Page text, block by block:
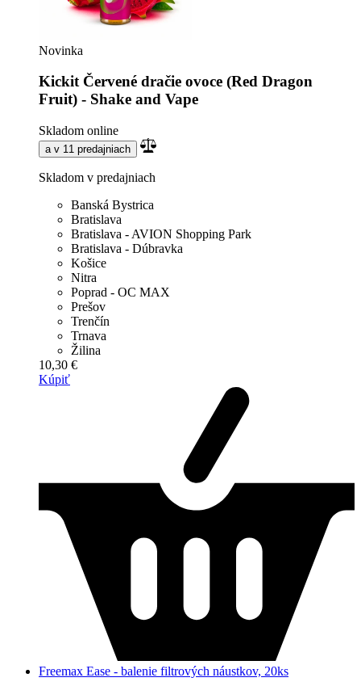
Novinka
Kickit Červené dračie ovoce (Red Dragon
Fruit) - Shake and Vape
Skladom online
a v 11 predajniach
Skladom v predajniach
Banská Bystrica
Bratislava
Bratislava - AVION Shopping Park
Bratislava - Dúbravka
Košice
Nitra
Poprad - OC MAX
Prešov
Trenčín
Trnava
Žilina
10,30 €
Kúpiť
Freemax Ease - balenie filtrových náustkov, 20ks